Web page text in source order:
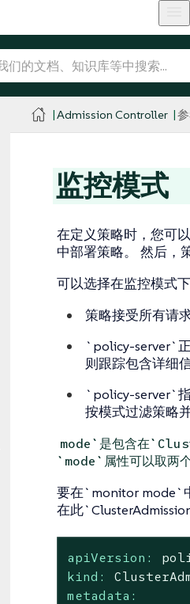
Admission Controller
监控模式
在定义策略时，您可
中部署策略。 然后，
可以选择在监控模式
策略接受所有请
`policy-server`
则跟踪包含详细信
`policy-server`
按模式过滤策略
mode`是包含在
`mode`属性可以取
要在`monitor mode`
在此
apiVersion:
kind:
metadata: